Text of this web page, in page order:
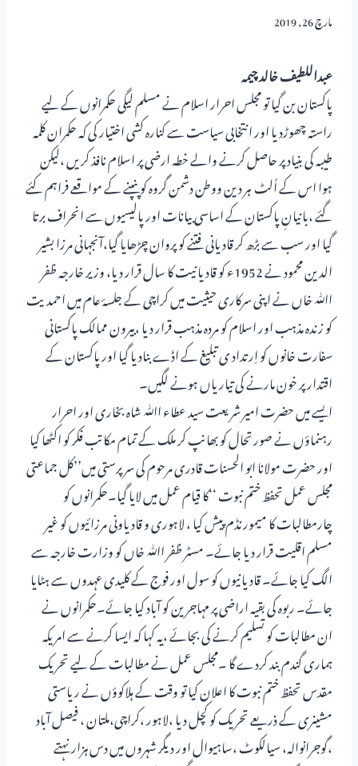
مارچ 26, 2019
عبداللطیف خالد چیمہ
پاکستان بن گیا تو مجلس احرار اسلام نے مسلم لیگی حکمرانوں کے لیے
راستہ چھوڑدیا اور انتخابی سیاست سے کنارہ کشی اختیار کی کہ حکمران کلمہ
طیبہ کی بنیاد پر حاصل کرنے والے خطہ ارضی پر اسلام نافذ کریں ،لیکن
ہوا اس کے اُلٹ ہر دین ووطن دشمن گروہ کو پنپنے کے مواقعے فراہم کئے
گئے ،بانیانِ پاکستان کے اساسی بیانات اور پالیسیوں سے انحراف برتا
گیا اور سب سے بڑھ کر قادیانی فتنے کو پروان چڑھایا گیا،آنجہانی مرزا بشیر
الدین محمود نے 1952ء کو قادیانیت کا سال قرار دیا، وزیر خارجہ ظفر
اﷲ خاں نے اپنی سرکاری حیثیت میں کراچی کے جلسۂ عام میں احمدیت
کو زندہ مذہب اور اسلام کو مردہ مذہب قرار دیا ،بیرون ممالک پاکستانی
سفارت خانوں کو اِرتداد ی تبلیغ کے اڈے بنادیا گیا اور پاکستان کے
اقتدار پر خون مارنے کی تیاریاں ہونے لگیں۔
ایسے میں حضرت امیر شریعت سید عطاء اﷲ شاہ بخاری اور احرار
رہنماؤں نے صورتحال کو بھانپ کر ملک کے تمام مکاتب فکر کو اکٹھا کیا
اور حضرت مولانا ابو الحسنات قادری مرحوم کی سرپرستی میں’’کل جماعتی
مجلس عمل تحفظ ختم نبوت ‘‘کا قیام عمل میں لایا گیا۔حکمرانوں کو
چارمطالبات کا میمورنڈم پیش کیا ، لاہوری و قادیاونی مرزائیوں کو غیر
مسلم اقلیت قرار دیا جائے۔ مسٹر ظفر اﷲ خاں کو وزارت خارجہ سے
الگ کیا جائے۔ قادیانیوں کو سول اور فوج کے کلیدی عہدوں سے ہٹایا
جائے۔ ربوہ کی بقیہ اراضی پر مہاجرین کو آباد کیا جائے۔حکمرانوں نے
ان مطالبات کو تسلیم کرنے کی بجائے ،یہ کہا کہ ایسا کرنے سے امریکہ
ہماری گندم بند کردے گا ۔مجلس عمل نے مطالبات کے لیے تحریک
مقدس تحفظ ختم نبوت کا اعلان کیا تو وقت کے ہلاکوؤں نے ریاستی
مشینری کے ذریعے تحریک کو کچل دیا ،لاہور ،کراچی،ملتان ، فیصل آباد
،گوجرانوالہ، سیالکوٹ ،ساہیوال اور دیگر شہروں میں دس ہزار نہتے